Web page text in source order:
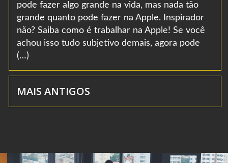
pode fazer algo grande na vida, mas nada tão
grande quanto pode fazer na Apple. Inspirador
não? Saiba como é trabalhar na Apple! Se você
achou isso tudo subjetivo demais, agora pode
(…)
MAIS ANTIGOS